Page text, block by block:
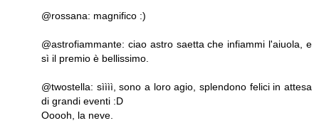
@rossana: magnifico :)
@astrofiammante: ciao astro saetta che infiammi l'aiuola, e
sì il premio è bellissimo.
@twostella: sìììì, sono a loro agio, splendono felici in attesa
di grandi eventi :D
Ooooh, la neve.